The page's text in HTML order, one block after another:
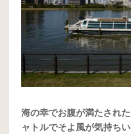
海の幸でお腹が満たされ
ャトルでそよ風が気持ち